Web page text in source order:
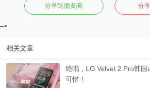
分享到朋友圈 分
-->
相关文章
绝唱，LG Velvet 2 Pro韩国
可惜！